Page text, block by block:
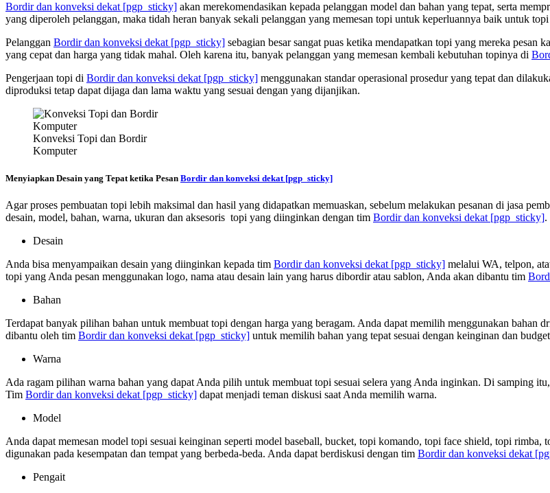
Bordir dan konveksi dekat [pgp_sticky] akan merekomendasikan kepada pelanggan model dan bahan yang tepat, serta
yang diperoleh pelanggan, maka tidah heran banyak sekali pelanggan yang memesan topi untuk keperluannya baik untuk
Pelanggan Bordir dan konveksi dekat [pgp_sticky] sebagian besar sangat puas ketika mendapatkan topi yang mereka
yang cepat dan harga yang tidak mahal. Oleh karena itu, banyak pelanggan yang memesan kembali kebutuhan topinya di
Pengerjaan topi di Bordir dan konveksi dekat [pgp_sticky] menggunakan standar operasional prosedur yang tepat dan
diproduksi tetap dapat dijaga dan lama waktu yang sesuai dengan yang dijanjikan.
Konveksi Topi dan Bordir
Komputer
Menyiapkan Desain yang Tepat ketika Pesan Bordir dan konveksi dekat [pgp_sticky]
Agar proses pembuatan topi lebih maksimal dan hasil yang didapatkan memuaskan, sebelum melakukan pesanan di jasa
desain, model, bahan, warna, ukuran dan aksesoris topi yang diinginkan dengan tim Bordir dan konveksi dekat [pgp_sticky].
Desain
Anda bisa menyampaikan desain yang diinginkan kepada tim Bordir dan konveksi dekat [pgp_sticky] melalui WA, telpon,
topi yang Anda pesan menggunakan logo, nama atau desain lain yang harus dibordir atau sablon, Anda akan dibantu tim
Bahan
Terdapat banyak pilihan bahan untuk membuat topi dengan harga yang beragam. Anda dapat memilih menggunakan
dibantu oleh tim Bordir dan konveksi dekat [pgp_sticky] untuk memilih bahan yang tepat sesuai dengan keinginan dan
Warna
Ada ragam pilihan warna bahan yang dapat Anda pilih untuk membuat topi sesuai selera yang Anda inginkan. Di samping
Tim Bordir dan konveksi dekat [pgp_sticky] dapat menjadi teman diskusi saat Anda memilih warna.
Model
Anda dapat memesan model topi sesuai keinginan seperti model baseball, bucket, topi komando, topi face shield, topi
digunakan pada kesempatan dan tempat yang berbeda-beda. Anda dapat berdiskusi dengan tim Bordir dan konveksi dekat
Pengait